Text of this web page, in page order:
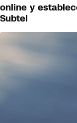
Futuro 360
Opinión
online y
Subtel